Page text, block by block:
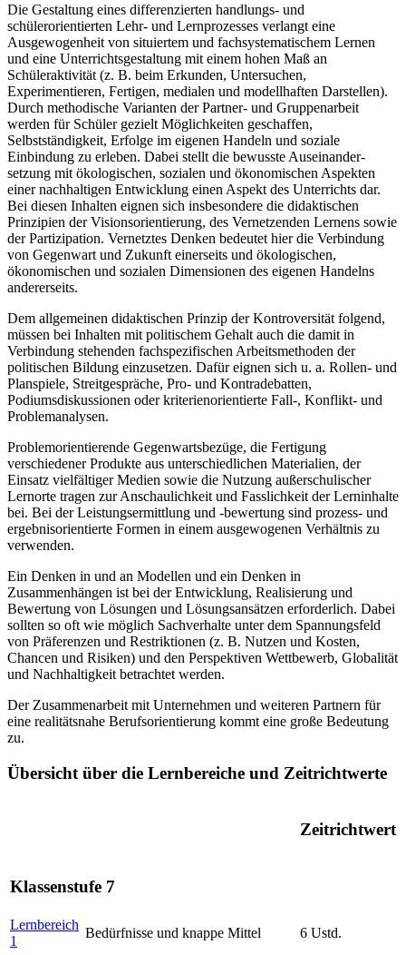
Die Gestaltung eines differenzierten handlungs- und
schülerorientierten Lehr- und Lernprozesses verlangt eine
Ausgewogenheit von situiertem und fachsystematischem Lernen
und eine Unterrichtsgestaltung mit einem hohen Maß an
Schüleraktivität (z. B. beim Erkunden, Untersuchen,
Experimentieren, Fertigen, medialen und modellhaften Darstellen).
Durch methodische Varianten der Partner- und Gruppenarbeit
werden für Schüler gezielt Möglichkeiten geschaffen,
Selbstständigkeit, Erfolge im eigenen Handeln und soziale
Einbindung zu erleben. Dabei stellt die bewusste Auseinander-
setzung mit ökologischen, sozialen und ökonomischen Aspekten
einer nachhaltigen Entwicklung einen Aspekt des Unterrichts dar.
Bei diesen Inhalten eignen sich insbesondere die didaktischen
Prinzipien der Visionsorientierung, des Vernetzenden Lernens sowie
der Partizipation. Vernetztes Denken bedeutet hier die Verbindung
von Gegenwart und Zukunft einerseits und ökologischen,
ökonomischen und sozialen Dimensionen des eigenen Handelns
andererseits.
Dem allgemeinen didaktischen Prinzip der Kontroversität folgend,
müssen bei Inhalten mit politischem Gehalt auch die damit in
Verbindung stehenden fachspezifischen Arbeitsmethoden der
politischen Bildung einzusetzen. Dafür eignen sich u. a. Rollen- und
Planspiele, Streitgespräche, Pro- und Kontradebatten,
Podiumsdiskussionen oder kriterienorientierte Fall-, Konflikt- und
Problemanalysen.
Problemorientierende Gegenwartsbezüge, die Fertigung
verschiedener Produkte aus unterschiedlichen Materialien, der
Einsatz vielfältiger Medien sowie die Nutzung außerschulischer
Lernorte tragen zur Anschaulichkeit und Fasslichkeit der Lerninhalte
bei. Bei der Leistungsermittlung und -bewertung sind prozess- und
ergebnisorientierte Formen in einem ausgewogenen Verhältnis zu
verwenden.
Ein Denken in und an Modellen und ein Denken in
Zusammenhängen ist bei der Entwicklung, Realisierung und
Bewertung von Lösungen und Lösungsansätzen erforderlich. Dabei
sollten so oft wie möglich Sachverhalte unter dem Spannungsfeld
von Präferenzen und Restriktionen (z. B. Nutzen und Kosten,
Chancen und Risiken) und den Perspektiven Wettbewerb, Globalität
und Nachhaltigkeit betrachtet werden.
Der Zusammenarbeit mit Unternehmen und weiteren Partnern für
eine realitätsnahe Berufsorientierung kommt eine große Bedeutung
zu.
Übersicht über die Lernbereiche und Zeitrichtwerte
Zeitrichtwert
Klassenstufe 7
Lernbereich
1
Bedürfnisse und knappe Mittel
6 Ustd.